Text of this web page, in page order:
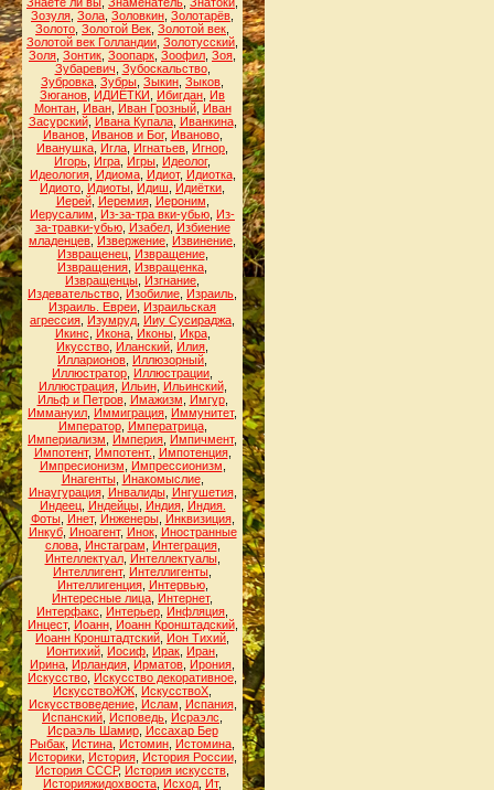
Зозуля Зола Золовкин Золотарёв
Золото Золотой Век Золотой век
Золотой век Голландии Золотусский
Золя Зонтик Зоопарк Зоофил Зоя
Зубаревич Зубоскальство,
Зубровка Зубры Зыкин Зыков
Зюганов ИДИЁТКИ Ибигдан Ив
Монтан, Иван, Иван Грозный, Иван
Засурский, Ивана Купала, Иванкина,
Иванов, Иванов и Бог, Иваново,
Иванушка Игла Игнатьев Игнор
Игорь Игра Игры Идеолог,
Идеология, Идиома, Идиот, Идиотка,
Идиото Идиоты Идиш Идиётки
Иерей, Иеремия, Иероним
Иерусалим
Из-за-тра вки-убью Из-
за-травки-убью, Изабел, Избиение
младенцев Извержение Извинение
Извращенец, Извращение,
Извращения Извращенка
Извращенцы Изгнание
Издевательство Изобилие Израиль
Израиль. Евреи Израильская
агрессия Изумруд Ииу Сусираджа
Икинс
Икона, Иконы, Икра,
Икусство Иланский Илия
Илларионов Иллюзорный
Иллюстратор Иллюстрации
Иллюстрация, Ильин, Ильинский,
Ильф и Петров, Имажизм Имгур,
Иммануил Иммиграция Иммунитет,
Император, Императрица,
Империализм
Империя Импичмент,
Импотент, Импотент. Импотенция,
Импресионизм
Импрессионизм
Инагенты, Инакомыслие,
Инаугурация, Инвалиды, Ингушетия,
Индеец, Индейцы, Индия, Индия.
Фоты, Инет, Инженеры, Инквизиция,
Инкуб, Иноагент, Инок, Иностранные
слова, Инстаграм Интеграция,
Интеллектуал, Интеллектуалы,
Интеллигент, Интеллигенты
Интеллигенция, Интервью,
Интересные лица Интернет,
Интерфакс
Интерьер Инфляция
Инцест, Иоанн, Иоанн Кронштадский,
Иоанн Кронштадтский Ион Тихий
Ионтихий Иосиф Ирак Иран
Ирина Ирландия Ирматов Ирония
Искусство Искусство декоративное
ИскусствоЖЖ ИскусствоХ
Искусствоведение, Ислам Испания,
Испанский Исповедь Исраэлс
Исраэль Шамир, Иссахар Бер
Рыбак Истина Истомин Истомина
Историки, История, История России,
История СССР, История искусств
Историяжидохвоста Исход Ит,